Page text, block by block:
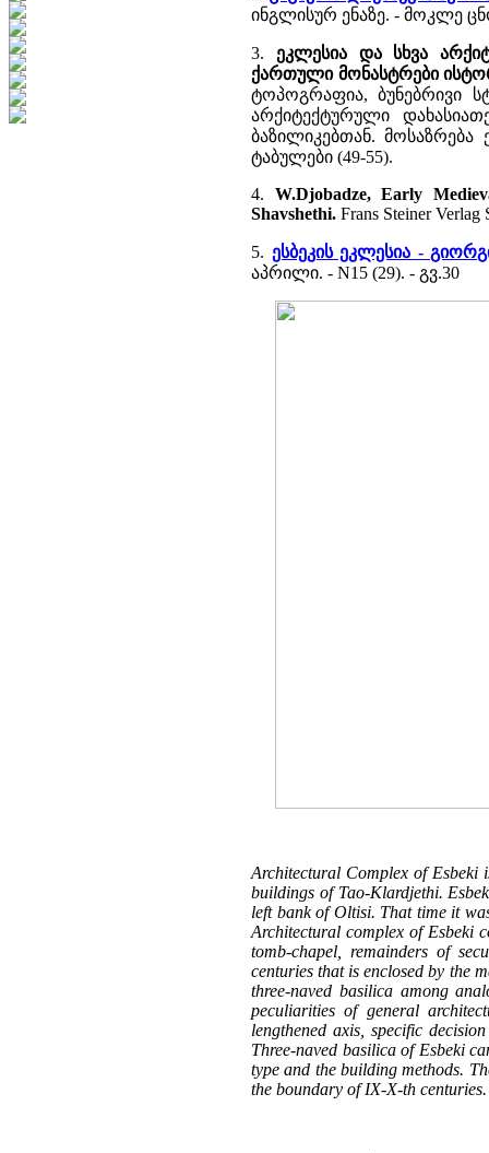
ინგლისურ ენაზე. - მოკლე
3. ეკლესია და სხვა
ქართული მონასტრები
ტოპოგრაფია, ბუნებრივი
არქიტექტურული
ბაზილიკებთან. მოსაზრება
ტაბულები (49-55).
4. W.Djobadze, Early
Shavshethi. Frans Steiner Verlag
5. ესბეკის ეკლესია -
აპრილი. - N15 (29). - გვ.30
Architectural Complex of Esbeki
buildings of Tao-Klardjethi.
left bank of Oltisi. That time it
Architectural complex of Esbeki
tomb-chapel, remainders of
centuries that is enclosed by the
three-naved basilica among
peculiarities of general
lengthened axis, specific
Three-naved basilica of Esbeki
type and the building methods.
the boundary of IX-X-th centuries.